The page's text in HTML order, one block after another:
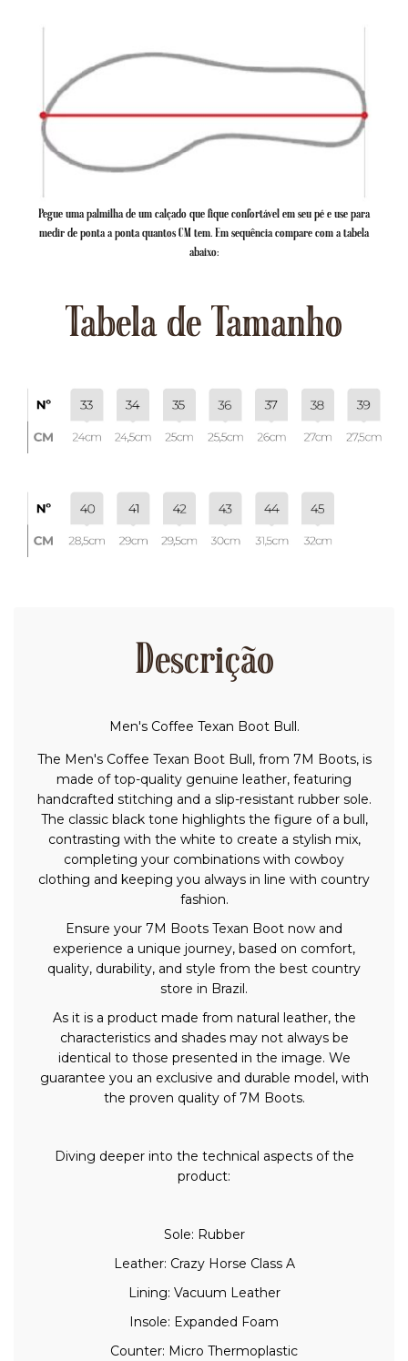
Pegue uma palmilha de um calçado que fique confortável em seu pé e use para
medir de ponta a ponta quantos CM tem. Em sequência compare com a tabela
abaixo:
Tabela de Tamanho
Descrição
Men's Coffee Texan Boot Bull.
The Men's Coffee Texan Boot Bull, from 7M Boots, is
made of top-quality genuine leather, featuring
handcrafted stitching and a slip-resistant rubber sole.
The classic black tone highlights the figure of a bull,
contrasting with the white to create a stylish mix,
completing your combinations with cowboy
clothing and keeping you always in line with country
fashion.
Ensure your 7M Boots Texan Boot now and
experience a unique journey, based on comfort,
quality, durability, and style from the best country
store in Brazil.
As it is a product made from natural leather, the
characteristics and shades may not always be
identical to those presented in the image. We
guarantee you an exclusive and durable model, with
the proven quality of 7M Boots.
Diving deeper into the technical aspects of the
product:
Sole: Rubber
Leather: Crazy Horse Class A
Lining: Vacuum Leather
Insole: Expanded Foam
Counter: Micro Thermoplastic